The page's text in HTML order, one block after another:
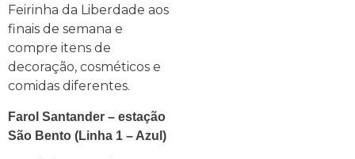
Feirinha da Liberdade aos
finais de semana e
compre itens de
decoração, cosméticos e
comidas diferentes.
Farol Santander – estação
São Bento (Linha 1 – Azul)